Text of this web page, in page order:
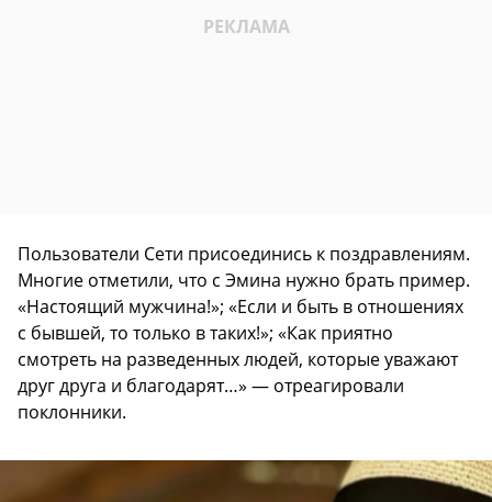
Пользователи Сети присоединись к поздравлениям.
Многие отметили, что с Эмина нужно брать пример.
«Настоящий мужчина!»; «Если и быть в отношениях
с бывшей, то только в таких!»; «Как приятно
смотреть на разведенных людей, которые уважают
друг друга и благодарят…» — отреагировали
поклонники.